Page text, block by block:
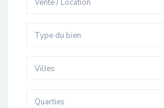
Vente / Location
Type du bien
Villes
Quarties